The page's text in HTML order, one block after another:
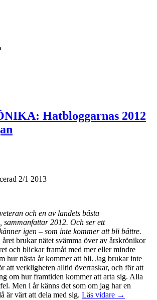
Hatbloggarnas 2012
2/1 2013
och en av landets bästa
sammanfattar 2012. Och ser ett
igen – som inte kommer att bli bättre.
brukar nätet svämma över av årskrönikor
och blickar framåt med mer eller mindre
hur nästa år kommer att bli. Jag brukar inte
att verkligheten alltid överraskar, och för att
om hur framtiden kommer att arta sig. Alla
Men i år känns det som om jag har en
är värt att dela med sig. Läs vidare →